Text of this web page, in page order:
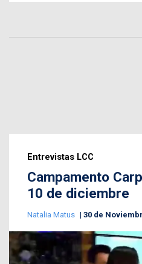
Entrevistas LCC
Campamento
10 de diciembre
Natalia Matus 30 de